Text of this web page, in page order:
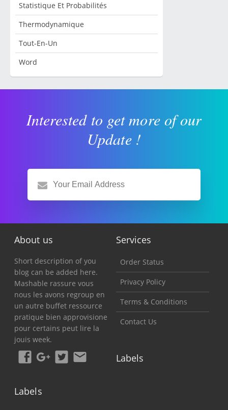
Statistique Et Probabilités
Thermodynamique
Tout-En-Un
Word
Interested to get more of our
Update !
About us
Short description of you
blog can be added here.
Mashable rassure vous
nous les avons regroup en
un autre buffet ressource
pratique bien approvisione
pour certains peut lire la
jouis week.
Services
Order Status
Privacy Policy
Terms & Conditions
Contact Us
Labels
Labels